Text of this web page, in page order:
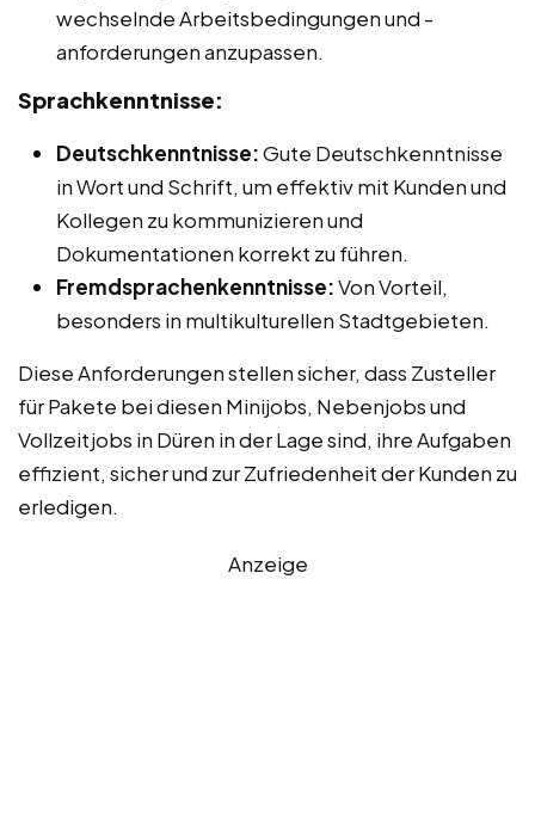
wechselnde Arbeitsbedingungen und -
anforderungen anzupassen.
Sprachkenntnisse:
Deutschkenntnisse:Gute Deutschkenntnisse
in Wort und Schrift, um effektiv mit Kunden und
Kollegen zu kommunizieren und
Dokumentationen korrekt zu führen.
Fremdsprachenkenntnisse:Von Vorteil,
besonders in multikulturellen Stadtgebieten.
Diese Anforderungen stellen sicher, dass Zusteller
für Pakete bei diesen Minijobs, Nebenjobs und
Vollzeitjobs in Düren in der Lage sind, ihre Aufgaben
effizient, sicher und zur Zufriedenheit der Kunden zu
erledigen.
Anzeige